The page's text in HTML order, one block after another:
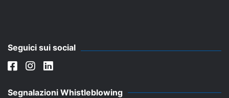
Seguici sui social
Segnalazioni Whistleblowing